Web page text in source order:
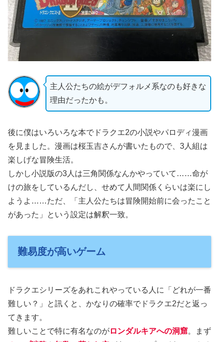
主人公たちの絵がデフォルメ系なのも好きな
理由だったかも。
後に僕はいろいろな本でドラクエ2の小説やパロディ漫画
を見ました。漫画は桜玉吉さんが書いたもので、3人組は
楽しげな冒険生活。
しかし小説版の3人は三角関係なんかやっていて……命が
けの旅をしているんだし、せめて人間関係くらいは楽にし
ようよ……ただ、「主人公たちは冒険開始前に会ったこと
があった」という設定は解釈一致。
難易度が高いゲーム
ドラクエシリーズをあれこれやっている人に「どれが一番
難しい？」と訊くと、かなりの確率でドラクエ2だと返っ
てきます。
難しいことで特に有名なのがロンダルキアへの洞窟。まず